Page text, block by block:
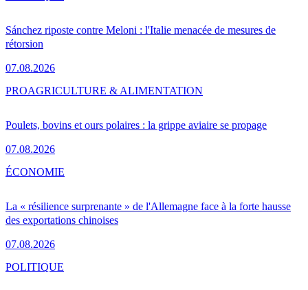
Sánchez riposte contre Meloni : l'Italie menacée de mesures de
rétorsion
07.08.2026
Poulets, bovins et ours polaires : la grippe aviaire se propage
07.08.2026
PROAGRICULTURE & ALIMENTATION
La « résilience surprenante » de l'Allemagne face à la forte hausse
des exportations chinoises
07.08.2026
ÉCONOMIE
POLITIQUE